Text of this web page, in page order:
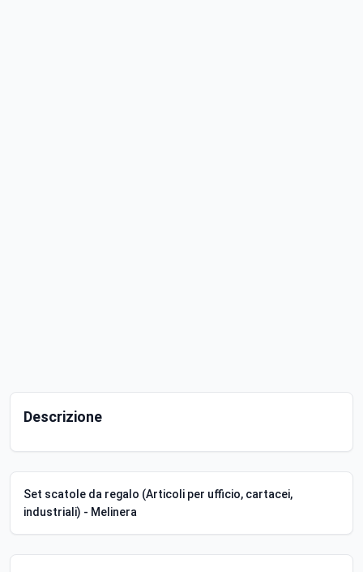
Descrizione
Set scatole da regalo (Articoli per ufficio, cartacei,
industriali) - Melinera